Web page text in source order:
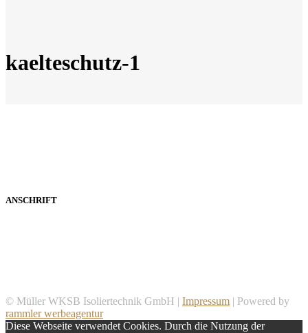
kaelteschutz-1
ANSCHRIFT
© Müller WKSB Isoliertechnik GmbH | Impressum | Powered by
rammler werbeagentur
Diese Webseite verwendet Cookies. Durch die Nutzung der